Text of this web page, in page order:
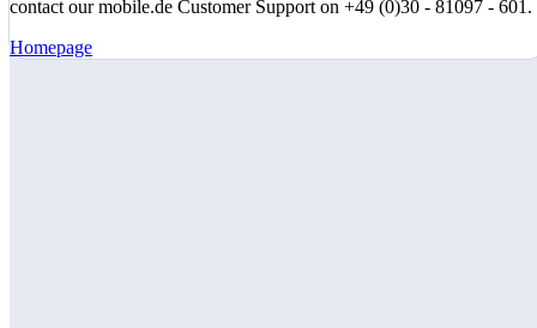
contact our mobile.de Customer Support on +49 (0)30 - 81097 - 601.
Homepage